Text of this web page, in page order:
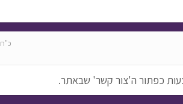
כפתור ה'צור קשר' שבאתר.